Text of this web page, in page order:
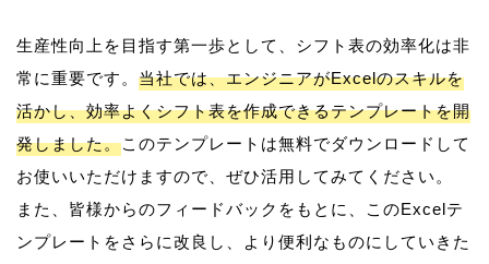
生産性向上を目指す第一歩として、シフト表の効率化は非
常に重要です。 当社では、エンジニアがExcelのスキルを
活かし、効率よくシフト表を作成できるテンプレートを開
発しました。このテンプレートは無料でダウンロードして
お使いいただけますので、ぜひ活用してみてください。
また、皆様からのフィードバックをもとに、このExcelテ
ンプレートをさらに改良し、より便利なものにしていきた